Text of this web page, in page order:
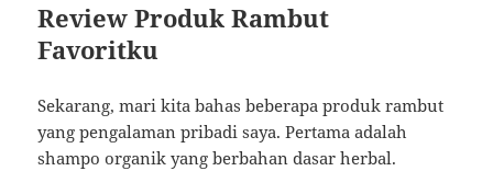
Review Produk Rambut
Favoritku
Sekarang, mari kita bahas beberapa produk rambut
yang pengalaman pribadi saya. Pertama adalah
shampo organik yang berbahan dasar herbal.